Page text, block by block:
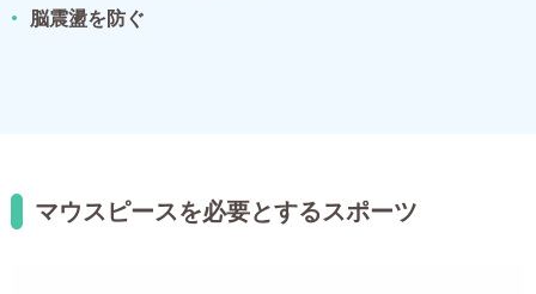
脳震盪を防ぐ
マウスピースを必要とするスポーツ